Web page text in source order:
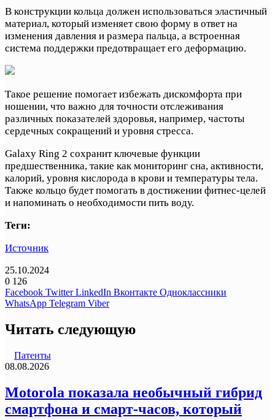
В конструкции кольца должен использоваться эластичный
материал, который изменяет свою форму в ответ на
изменения давления и размера пальца, а встроенная
система поддержки предотвращает его деформацию.
Такое решение помогает избежать дискомфорта при
ношении, что важно для точности отслеживания
различных показателей здоровья, например, частоты
сердечных сокращений и уровня стресса.
Galaxy Ring 2 сохранит ключевые функции
предшественника, такие как мониторинг сна, активности,
калорий, уровня кислорода в крови и температуры тела.
Также кольцо будет помогать в достижении фитнес-целей
и напоминать о необходимости пить воду.
Теги:
Источник
25.10.2024
0 126
Facebook Twitter LinkedIn Вконтакте Одноклассники
WhatsApp Telegram Viber
Читать следующую
Патенты
08.08.2026
Motorola показала необычный гибрид
смартфона и смарт-часов, который